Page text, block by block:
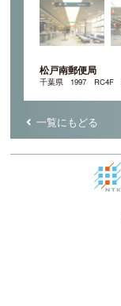
松戸南郵便局
千葉県 1997 RC4F
一覧にもどる